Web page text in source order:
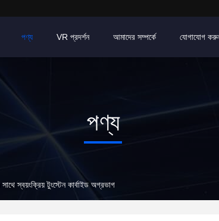
পণ্য VR প্রদর্শন আমাদের সম্পর্কে যোগাযোগ
পণ্য
স্বয়ংক্রিয় টুংস্টেন কার্বাইড অগ্রভাগ